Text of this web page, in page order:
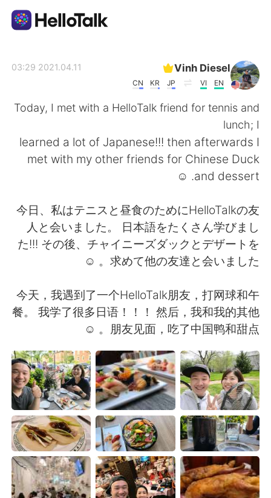
繁體中文 Español
Français Deutsch
Русский ไทย
Italiano
Türkçe Tiếng Việt
Português
Vinh Diesel
EN
VI
JP
KR
CN
2021.04.11 03:29
Today, I met with a HelloTalk friend for tennis and
lunch; I
learned a lot of Japanese!!! then afterwards I
met with my other friends for Chinese Duck
and dessert. ☺
今日、私はテニスと昼食のためにHelloTalkの友
人と会いました。 日本語をたくさん学びまし
た!!! その後、チャイニーズダックとデザートを
求めて他の友達と会いました。 ☺
今天，我遇到了一个HelloTalk朋友，打网球和午
餐。 我学了很多日语！！！ 然后，我和我的其他
朋友见面，吃了中国鸭和甜点。 ☺